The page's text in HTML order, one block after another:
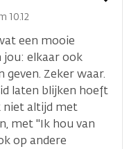
10.12
een mooie
jou: elkaar ook
Zeker waar.
laten blijken hoeft
niet altijd met
met "Ik hou van
op andere